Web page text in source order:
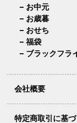
お中元
お歳暮
おせち
福袋
ブラックフラ
会社概要
特定商取引に基